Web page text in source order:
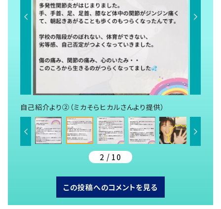
自己紹介より②（ミカそらヒカルさんより提供）
2 / 10
この投稿へのコメントを見る